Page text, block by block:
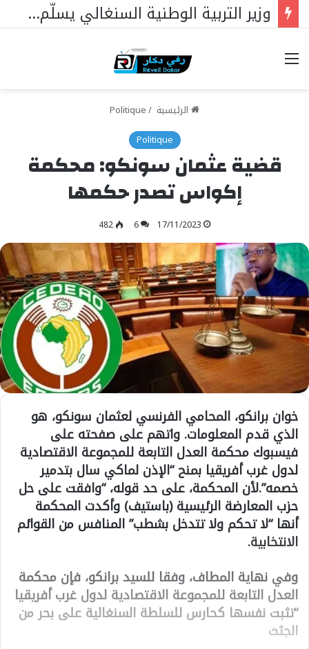
وزير التربية الوطنية السنغالي يسلّم علم الجمهورية لممثليها في مسابقة الملك عبد العزيز الدولية لحفظ القرآن الكريم بالمملكة العربية السعودية
خيارات
الرئيسية /
Politique
Politique
قضية عثمان سونكو: محكمة
إكواس تصدر حكمها
17/11/2023
6
482
خوان برانكو، المحامي الفرنسي لعثمان سونكو، هو
الذي قدم المعلومات. واتهم على صفحته على
فيسبوك محكمة العدل التابعة للمجموعة الاقتصادية
لدول غرب أفريقيا بمنح “الإذن لماكي سال بتدمير
خصمه”.لأن المحكمة، على حد قوله، “وافقت على حل
حزب المعارضة الرئيسية (باستيف) وأكدت المحكمة
أنها “لا تحكم ولا تتدخل بشطب” المنافس من القوائم
الانتخابية.
وفي نهاية المطاف، وفقا للسيد برانكو، فإن محكمة
العدل التابعة للمجموعة الاقتصادية لدول غرب أفريقيا
“تثبت نفسها كحارس للسلطة السنغالية على بحر من
الجثث